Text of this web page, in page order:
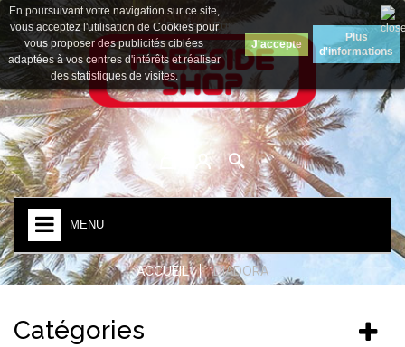
Devise : Euro
MENU
En poursuivant votre navigation sur ce site,
vous acceptez l'utilisation de Cookies pour
vous proposer des publicités ciblées
adaptées à vos centres d'intérêts et réaliser
des statistiques de visites.
J'accepte
Plus
d'informations
ACCUEIL DIADORA
Catégories